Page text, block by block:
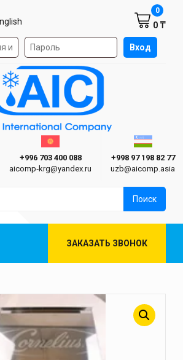
на сайте Вход
0 ₸
0
г. Алматы
Киргизия г. Бишкек
+996 703 400 088
aicomp‑krg@yandex.ru
+998 97 198 82 77
uzb@aicomp.asia
ЗАКАЗАТЬ ЗВОНОК